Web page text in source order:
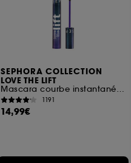
SEPHORA COLLECTION
LOVE THE LIFT
Mascara courbe instantanée et volume lifté
1191
14,99€